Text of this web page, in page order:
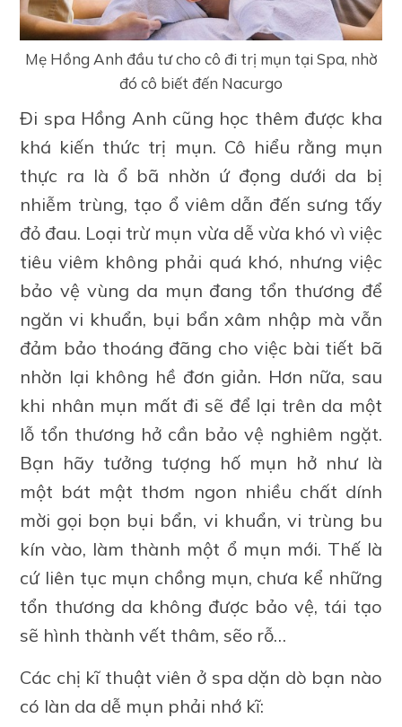
Mẹ Hồng Anh đầu tư cho cô đi trị mụn tại Spa, nhờ
đó cô biết đến Nacurgo
Đi spa Hồng Anh cũng học thêm được kha
khá kiến thức trị mụn. Cô hiểu rằng mụn
thực ra là ổ bã nhờn ứ đọng dưới da bị
nhiễm trùng, tạo ổ viêm dẫn đến sưng tấy
đỏ đau. Loại trừ mụn vừa dễ vừa khó vì việc
tiêu viêm không phải quá khó, nhưng việc
bảo vệ vùng da mụn đang tổn thương để
ngăn vi khuẩn, bụi bẩn xâm nhập mà vẫn
đảm bảo thoáng đãng cho việc bài tiết bã
nhờn lại không hề đơn giản. Hơn nữa, sau
khi nhân mụn mất đi sẽ để lại trên da một
lỗ tổn thương hở cần bảo vệ nghiêm ngặt.
Bạn hãy tưởng tượng hố mụn hở như là
một bát mật thơm ngon nhiều chất dính
mời gọi bọn bụi bẩn, vi khuẩn, vi trùng bu
kín vào, làm thành một ổ mụn mới. Thế là
cứ liên tục mụn chồng mụn, chưa kể những
tổn thương da không được bảo vệ, tái tạo
sẽ hình thành vết thâm, sẽo rỗ…
Các chị kĩ thuật viên ở spa dặn dò bạn nào
có làn da dễ mụn phải nhớ kĩ: